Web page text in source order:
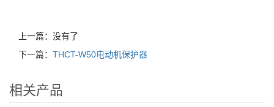
上一篇：没有了
下一篇： THCT-W50电动机保护器
相关产品